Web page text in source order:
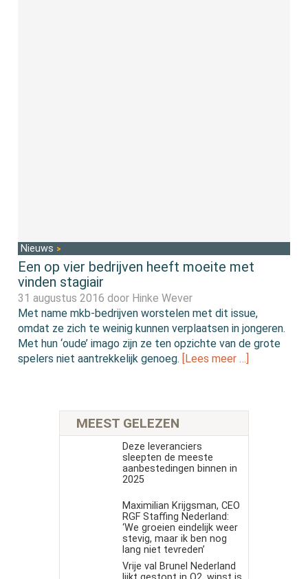
Nieuws
Een op vier bedrijven heeft moeite met
vinden stagiair
31 augustus 2016 door Hinke Wever
Met name mkb-bedrijven worstelen met dit issue,
omdat ze zich te weinig kunnen verplaatsen in jongeren.
Met hun ‘oude’ imago zijn ze ten opzichte van de grote
spelers niet aantrekkelijk genoeg. [Lees meer …]
MEEST GELEZEN
Deze leveranciers
sleepten de meeste
aanbestedingen binnen in
2025
Maximilian Krijgsman, CEO
RGF Staffing Nederland:
‘We groeien eindelijk weer
stevig, maar ik ben nog
lang niet tevreden’
Vrije val Brunel Nederland